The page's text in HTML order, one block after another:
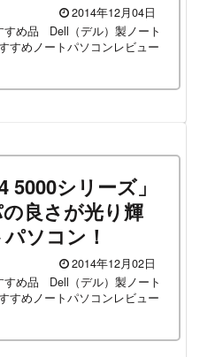
2014年12月04日
すめ品
Dell（デル）製ノート
すめノートパソコンレビュー
5000シリーズ」
良さが光り輝
ソコン！
2014年12月02日
すめ品
Dell（デル）製ノート
すめノートパソコンレビュー